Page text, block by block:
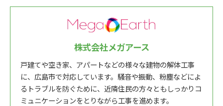
株式会社メガアース
戸建てや空き家、アパートなどの様々な建物の解体工事
に、広島市で対応しています。騒音や振動、粉塵などによ
るトラブルを防ぐために、近隣住民の方々ともしっかりコ
ミュニケーションをとりながら工事を進めます。